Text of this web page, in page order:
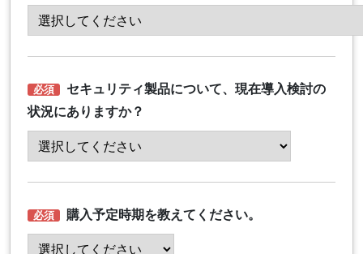
セキュリティ製品について、現在導入検討の
状況にありますか？
購入予定時期を教えてください。